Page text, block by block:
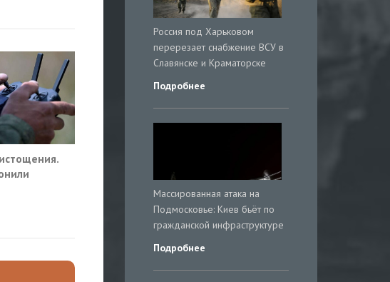
Россия под Харьковом
перерезает снабжение ВСУ в
Славянске и Краматорске
Подробнее
Массированная атака на
Подмосковье: Киев бьёт по
гражданской инфраструктуре
Подробнее